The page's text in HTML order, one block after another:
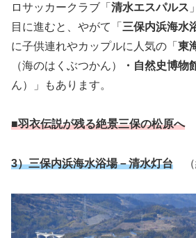
ロサッカークラブ「 清水エスパルス
目に進むと、やがて「 三保内浜海水
に子供連れやカップルに人気の「 東
（海のはくぶつかん）
・自然史博物
ん）」もあります。
■羽衣伝説が残る絶景三保の松原へ
3）三保内浜海水浴場－清水灯台 （